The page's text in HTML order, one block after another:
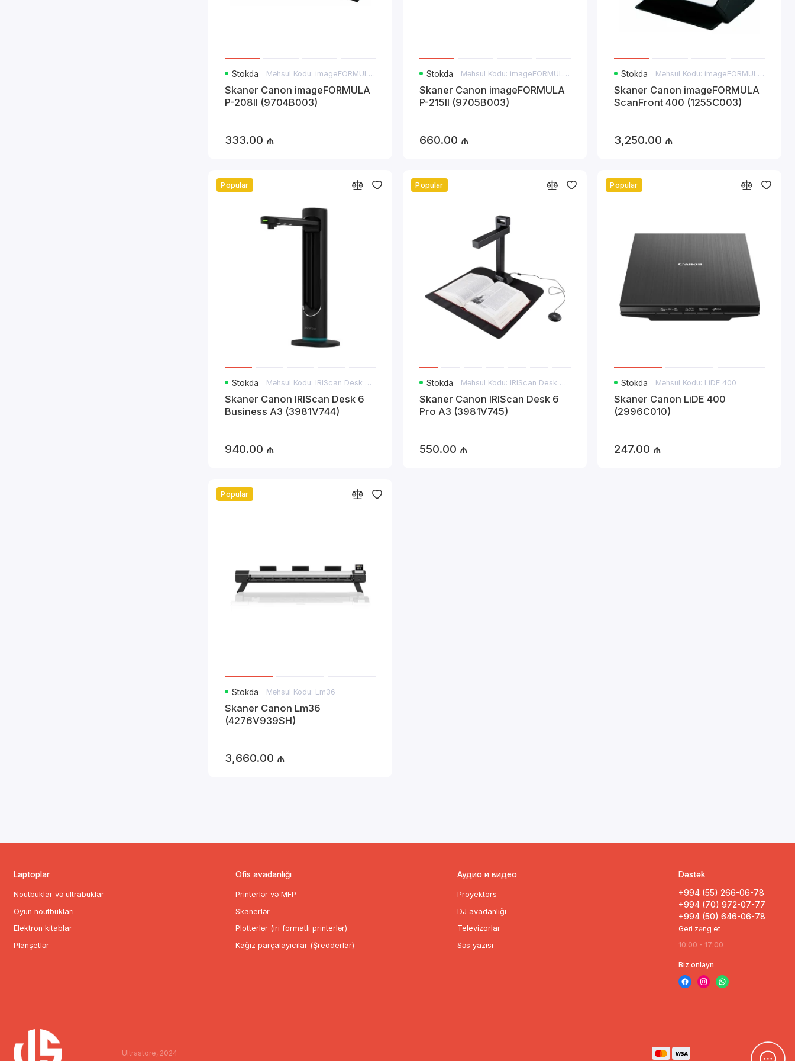
Stokda Məhsul Kodu: imageFORMULA P-208II
Skaner Canon imageFORMULA
P-208II (9704B003)
333.00 ₼
Stokda Məhsul Kodu: imageFORMULA P-215II
Skaner Canon imageFORMULA
P-215II (9705B003)
660.00 ₼
Stokda Məhsul Kodu: imageFORMULA ScanFront 400
Skaner Canon imageFORMULA
ScanFront 400 (1255C003)
3,250.00 ₼
Popular
Stokda Məhsul Kodu: IRIScan Desk 6 Business A3
Skaner Canon IRIScan Desk 6
Business A3 (3981V744)
940.00 ₼
Popular
Stokda Məhsul Kodu: IRIScan Desk 6 Pro A3
Skaner Canon IRIScan Desk 6
Pro A3 (3981V745)
550.00 ₼
Popular
Stokda Məhsul Kodu: LiDE 400
Skaner Canon LiDE 400
(2996C010)
247.00 ₼
Popular
Stokda Məhsul Kodu: Lm36
Skaner Canon Lm36
(4276V939SH)
3,660.00 ₼
Laptoplar
Noutbuklar və ultrabuklar
Oyun noutbukları
Elektron kitablar
Planşetlər
Ofis avadanlığı
Printerlər və MFP
Skanerlər
Plotterlər (iri formatlı printerlər)
Kağız parçalayıcılar (Şredderlar)
Аудио и видео
Proyektors
DJ avadanlığı
Televizorlar
Səs yazısı
Dəstək
+994 (55) 266-06-78
+994 (70) 972-07-77
+994 (50) 646-06-78
Geri zəng et
10:00 - 17:00
Biz onlayn
Ultrastore, 2024